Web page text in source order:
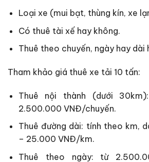
Loại xe (mui bạt, thùng kín, xe
Có thuê tài xế hay không.
Thuê theo chuyến, ngày hay dài
Tham khảo giá thuê xe tải 10 tấn:
Thuê nội thành (dưới
2.500.000 VNĐ/chuyến.
Thuê đường dài: tính theo km,
– 25.000 VNĐ/km.
Thuê theo ngày: từ